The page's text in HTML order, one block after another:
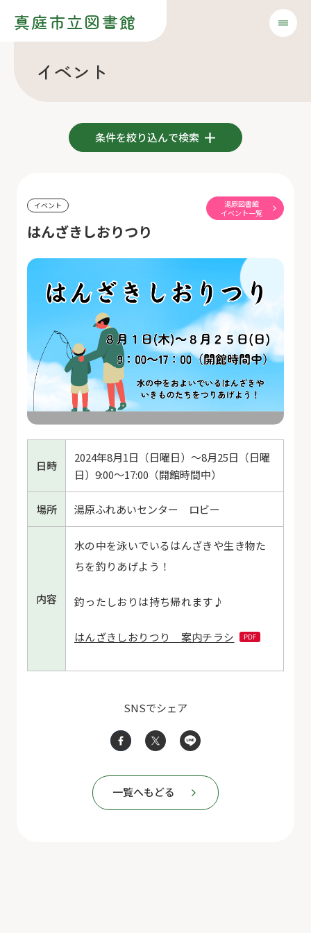
真庭市立図書館
イベント
条件を絞り込んで検索
イベント
はんざきしおりつり
湯原図書館
イベント一覧
日時
2024年8月1日（日曜日）～8月25日（日曜
日）9:00～17:00（開館時間中）
場所 湯原ふれあいセンター ロビー
内容
水の中を泳いでいるはんざきや生き物た
ちを釣りあげよう！
釣ったしおりは持ち帰れます♪
はんざきしおりつり 案内チラシ
SNSでシェア
一覧へもどる